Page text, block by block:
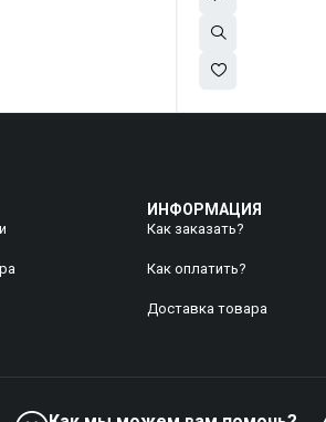
ИНФОРМАЦИЯ
Как заказать?
Как оплатить?
Доставка товара